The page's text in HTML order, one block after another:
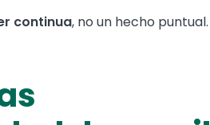
continua, no un hecho puntual.